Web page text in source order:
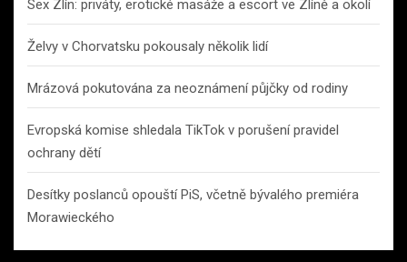
Sex Zlín: priváty, erotické masáže a escort ve Zlíně a okolí
Želvy v Chorvatsku pokousaly několik lidí
Mrázová pokutována za neoznámení půjčky od rodiny
Evropská komise shledala TikTok v porušení pravidel
ochrany dětí
Desítky poslanců opouští PiS, včetně bývalého premiéra
Morawieckého